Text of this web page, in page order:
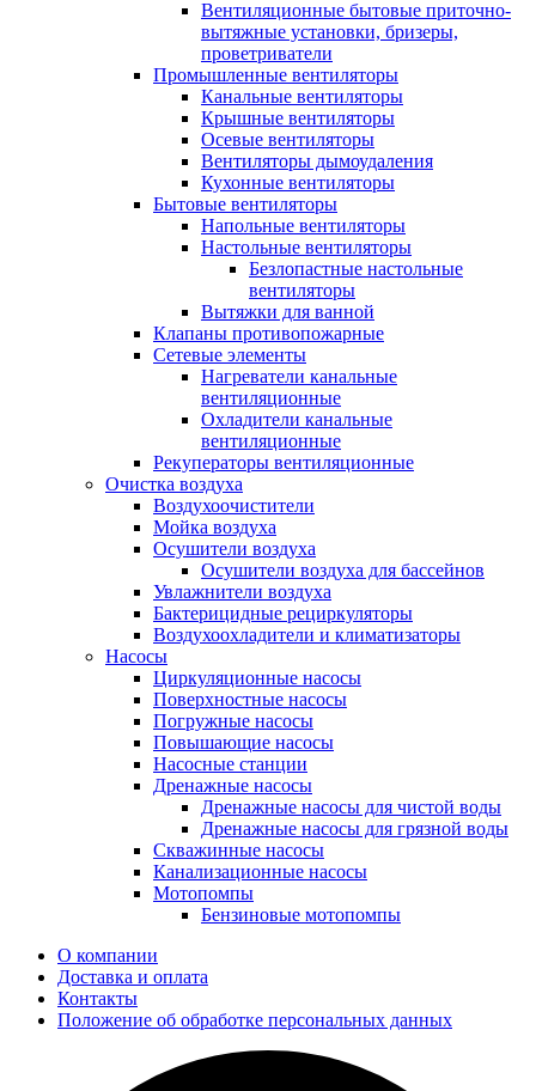
Вентиляционные бытовые приточно-
вытяжные установки, бризеры,
проветриватели
Промышленные вентиляторы
Канальные вентиляторы
Крышные вентиляторы
Осевые вентиляторы
Вентиляторы дымоудаления
Кухонные вентиляторы
Бытовые вентиляторы
Напольные вентиляторы
Настольные вентиляторы
Безлопастные настольные
вентиляторы
Вытяжки для ванной
Клапаны противопожарные
Сетевые элементы
Нагреватели канальные
вентиляционные
Охладители канальные
вентиляционные
Рекуператоры вентиляционные
Очистка воздуха
Воздухоочистители
Мойка воздуха
Осушители воздуха
Осушители воздуха для бассейнов
Увлажнители воздуха
Бактерицидные рециркуляторы
Воздухоохладители и климатизаторы
Насосы
Циркуляционные насосы
Поверхностные насосы
Погружные насосы
Повышающие насосы
Насосные станции
Дренажные насосы
Дренажные насосы для чистой воды
Дренажные насосы для грязной воды
Скважинные насосы
Канализационные насосы
Мотопомпы
Бензиновые мотопомпы
О компании
Доставка и оплата
Контакты
Положение об обработке персональных данных